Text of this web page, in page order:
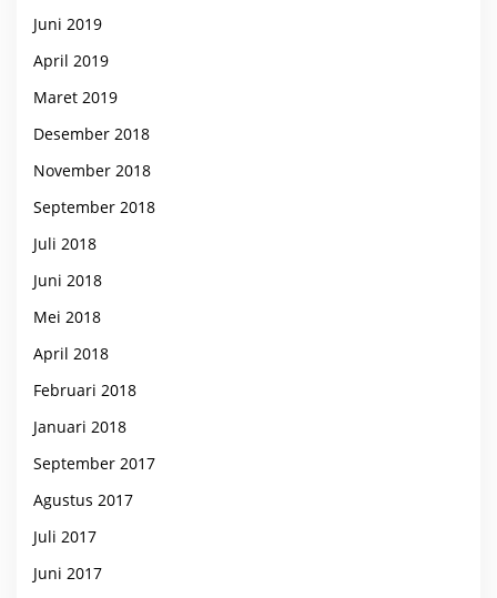
Juni 2019
April 2019
Maret 2019
Desember 2018
November 2018
September 2018
Juli 2018
Juni 2018
Mei 2018
April 2018
Februari 2018
Januari 2018
September 2017
Agustus 2017
Juli 2017
Juni 2017